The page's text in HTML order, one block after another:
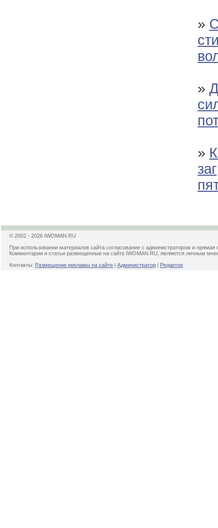
»
»
»
© 2002 - 2026 IWOMAN.RU
При использовании материалов сайта согласование с администратором и прямая
Комментарии и статьи размещенные на сайте IWOMAN.RU, являются личным
Контакты: Размещение рекламы на сайте | Администратор | Редактор